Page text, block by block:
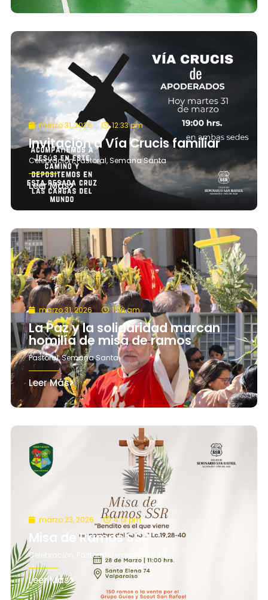
marzo 31, 2026 12:33 pm
Invitación a Vía Crucis familiar
Celebración,Pastoral,Semana Santa
Leer Más
marzo 31, 2026 11:12 am
La Paz y la solidaridad marcan
homilía de misa de ramos
Pastoral,Semana Santa
Leer Más
marzo 23, 2026 4:13 pm
Misa de Ramos SSR
Celebración Pastoral
Leer Más